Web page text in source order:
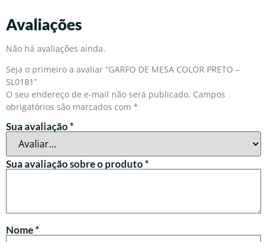
Avaliações
Não há avaliações ainda.
Seja o primeiro a avaliar “GARFO DE MESA COLOR PRETO –
SL0181”
O seu endereço de e-mail não será publicado. Campos
obrigatórios são marcados com *
Sua avaliação*
Sua avaliação sobre o produto*
Nome*